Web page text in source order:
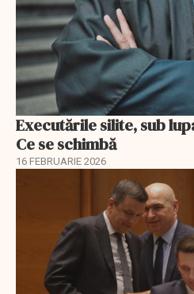
Executările silite, sub
Ce se schimbă
16 FEBRUARIE 2026